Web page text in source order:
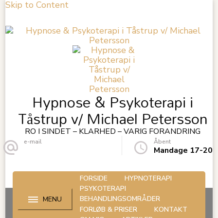
Skip to Content
Hypnose & Psykoterapi i
Tåstrup v/ Michael Petersson
RO I SINDET – KLARHED – VARIG FORANDRING
e-mail Åbent
Mandage 17-20
FORSIDE
HYPNOTERAPI
PSYKOTERAPI
BEHANDLINGSOMRÅDER
FORLØB & PRISER
KONTAKT